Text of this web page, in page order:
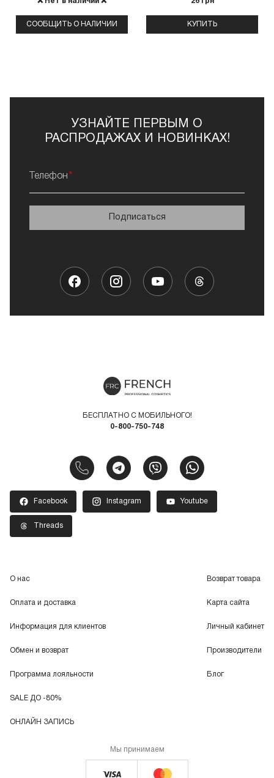
СООБЩИТЬ О НАЛИЧИИ КУПИТЬ
УЗНАЙТЕ ПЕРВЫМ О
РАСПРОДАЖАХ И НОВИНКАХ!
Телефон
Подписаться
БЕСПЛАТНО С МОБИЛЬНОГО!
0-800-750-748
Facebook Instagram Youtube
Threads
О нас
Оплата и доставка
Информация для клиентов
Обмен и возврат
Программа лояльности
SALE ДО -80%
ОНЛАЙН ЗАПИСЬ
Возврат товара
Карта сайта
Личный кабинет
Производители
Блог
Мы принимаем